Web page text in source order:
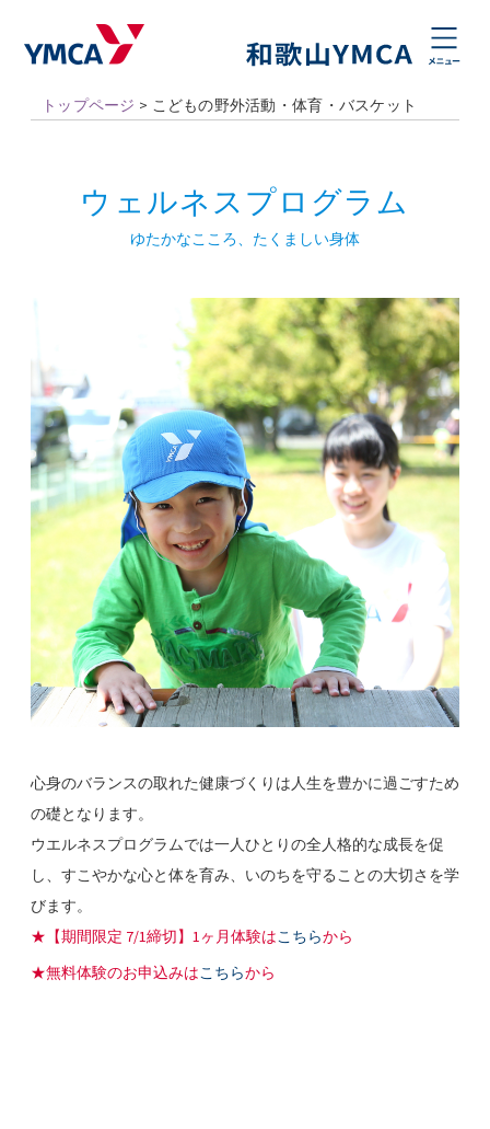
トップページ > こどもの野外活動・体育・バスケット
ウェルネスプログラム
ゆたかなこころ、たくましい身体
心身のバランスの取れた健康づくりは人生を豊かに過ごすため
の礎となります。
ウエルネスプログラムでは一人ひとりの全人格的な成長を促
し、すこやかな心と体を育み、いのちを守ることの大切さを学
びます。
★【期間限定 7/1締切】1ヶ月体験はこちらから
★無料体験のお申込みはこちらから